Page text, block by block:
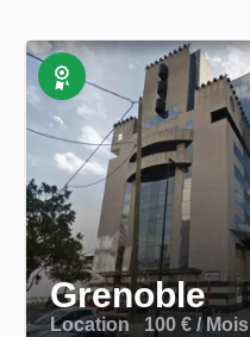
Exclusivité
Grenoble
Location 100 € / Mois